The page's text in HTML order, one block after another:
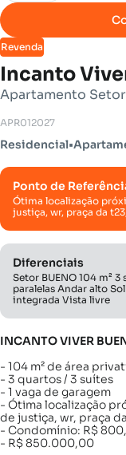
Revenda
Incanto
Apartamento
APR012027
Residencial•
Ponto de
Ótima localização
justiça, wr, praça da
Diferenciais
Setor BUENO 104 m²
paralelas Andar alto
integrada Vista livre
INCANTO VIVER
- 104 m² de área
- 3 quartos / 3 suítes
- 1 vaga de garagem
- Ótima localização
de justiça, wr, praça
- Condomínio: R$
- R$ 850.000,00